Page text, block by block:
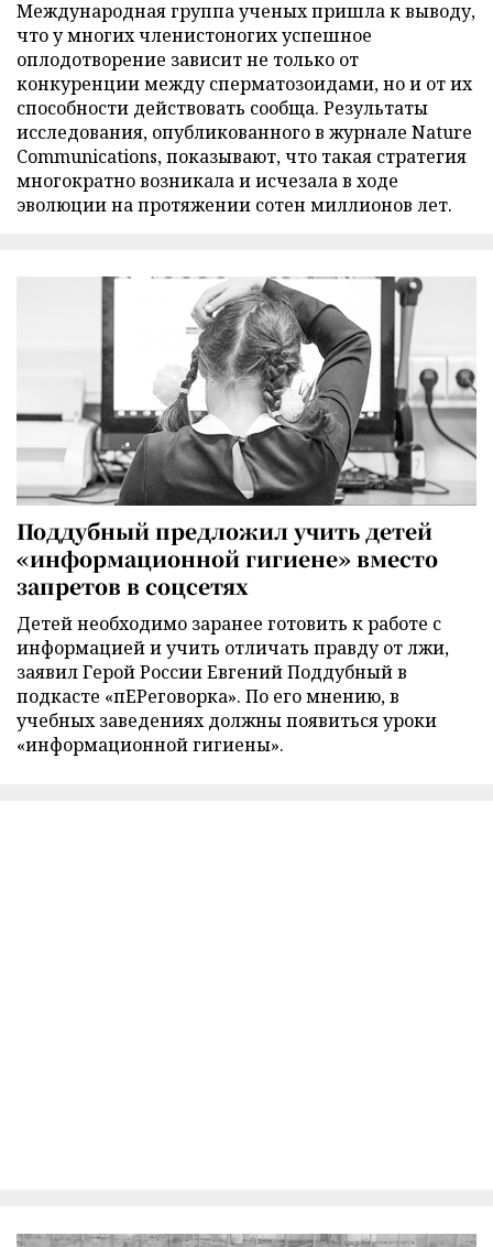
Международная группа ученых пришла к выводу,
что у многих членистоногих успешное
оплодотворение зависит не только от
конкуренции между сперматозоидами, но и от их
способности действовать сообща. Результаты
исследования, опубликованного в журнале Nature
Communications, показывают, что такая стратегия
многократно возникала и исчезала в ходе
эволюции на протяжении сотен миллионов лет.
Поддубный предложил учить детей
«информационной гигиене» вместо
запретов в соцсетях
Детей необходимо заранее готовить к работе с
информацией и учить отличать правду от лжи,
заявил Герой России Евгений Поддубный в
подкасте «пЕРеговорка». По его мнению, в
учебных заведениях должны появиться уроки
«информационной гигиены».